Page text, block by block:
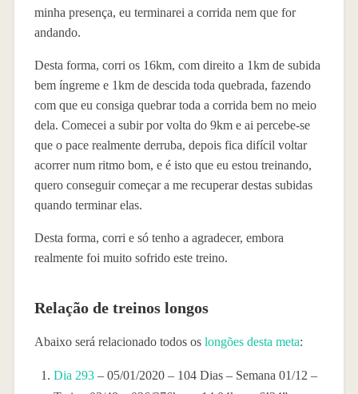
minha presença, eu terminarei a corrida nem que for
andando.
Desta forma, corri os 16km, com direito a 1km de subida
bem íngreme e 1km de descida toda quebrada, fazendo
com que eu consiga quebrar toda a corrida bem no meio
dela. Comecei a subir por volta do 9km e ai percebe-se
que o pace realmente derruba, depois fica difícil voltar
acorrer num ritmo bom, e é isto que eu estou treinando,
quero conseguir começar a me recuperar destas subidas
quando terminar elas.
Desta forma, corri e só tenho a agradecer, embora
realmente foi muito sofrido este treino.
Relação de treinos longos
Abaixo será relacionado todos os longões desta meta:
Dia 293– 05/01/2020 – 104 Dias – Semana 01/12 –